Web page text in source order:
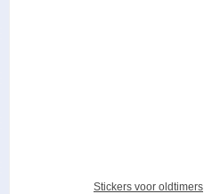
Stickers voor oldtimers